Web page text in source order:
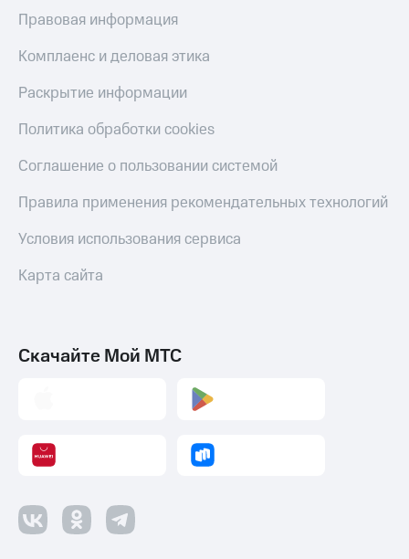
Правовая информация
Комплаенс и деловая этика
Раскрытие информации
Политика обработки cookies
Соглашение о пользовании системой
Правила применения рекомендательных технологий
Условия использования сервиса
Карта сайта
Скачайте Мой МТС